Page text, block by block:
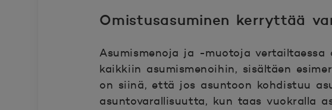
Omistusasuminen kerryttää
Asumismenoja ja -muotoja
kaikkiin asumismenoihin, sisältäen
on siinä, että jos asuntoon kohdistuu
asuntovarallisuutta, kun taas vuokralla